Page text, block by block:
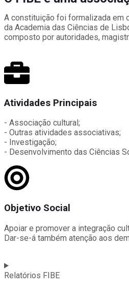
A constituição foi formalizada em
da Academia das Ciências de
composto por autoridades,
Atividades Principais
- Associação cultural;
- Outras atividades associativas;
- Investigação;
- Desenvolvimento das Ciências
Objetivo Social
Apoiar e promover a integração
Dar-se-á também atenção aos
Relatórios FIBE